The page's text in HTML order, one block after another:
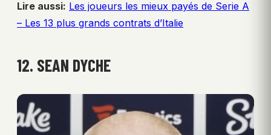
Lire aussi: Les joueurs les mieux payés de Serie A
– Les 13 plus grands contrats d’Italie
12. SEAN DYCHE